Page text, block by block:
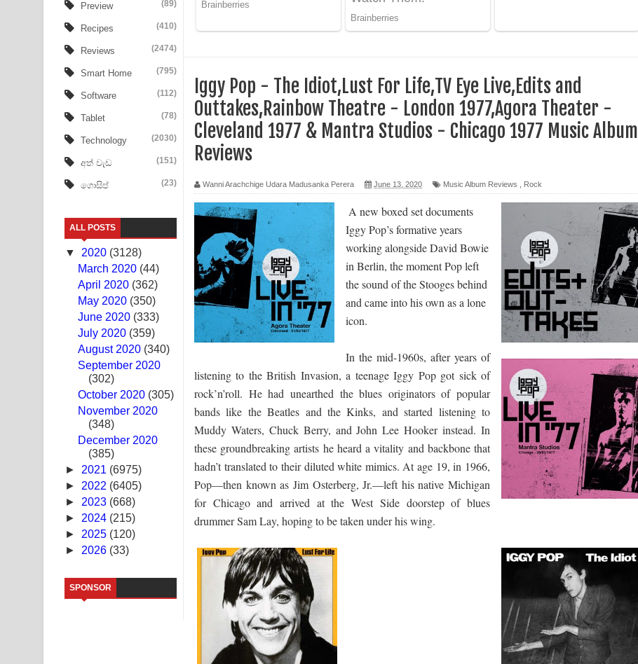
Apa Hamuwee Song Lyrics - අප හමුවී ගීතයේ පද පෙළ
PATHINIYE Song Lyrics - පතිනියනේ ගීතයේ පද පෙළ
Sorry Sir Song Lyrics - සොරි සර් ගීතයේ පද පෙළ
Mathaka Aluthin Liyanna Song Lyrics - මතක අලුතින් ලියන්න ගීතයේ පද පෙළ
Sandak Awith Song Lyrics - සඳක් ඇවිත් ගීතයේ පද පෙළ
Swetha Sande Song Lyrics - ශ්වේත සඳේ ගීතයේ පද පෙළ
Ma Igili Giya Lyrics - මා ඉගිලී ගියා ගීතයේ පද පෙළ
Ras Balan Song Lyrics - රැස් බලන් ගීතයේ පද පෙළ
Hoda sihiyen Song Lyrics - හොද සිහියෙන් ගීතයේ පද පෙළ
Awanken Song Lyrics - අවංකෙන් ගීතයේ පද පෙළ
Pa Sina Song Lyrics - පෑ සිනා ගීතයේ පද පෙළ
Pemwanthiye Song Lyrics - පෙම්වන්තියේ ගීතයේ පද පෙළ
Akahe Indala Song Lyrics - ආකාහේ ඉඳලා ගීතයේ පද පෙළ
Raawaya Song Lyrics - රාවය ගීතයේ පද පෙළ
Saddeta Denna Song Lyrics - සද්දෙට දෙන්න ගීතයේ පද පෙළ
Kaalaya Song Lyrics - කාලය ගීතයේ පද පෙළ
Aramuna Song Lyrics - අරමුණ ගීතයේ පද පෙළ
Sandata Duka Hithila Song Lyrics - සඳට දුක හිතිලා ගීතයේ පද පෙළ
Sihina Song Lyrics - සිහින ගීතයේ පද පෙළ
Father Song Lyrics - ෆාදර් ගීතයේ පද පෙළ
Preview (89)
Recipes (410)
Reviews (2474)
Smart Home (795)
Software (112)
Tablet (78)
Technology (2030)
අත් වැඩ (151)
ගොසිප් (23)
ALL POSTS
▼ 2020 (3128)
March 2020 (44)
April 2020 (362)
May 2020 (350)
June 2020 (333)
July 2020 (359)
August 2020 (340)
September 2020
(302)
October 2020 (305)
November 2020
(348)
December 2020
(385)
► 2021 (6975)
► 2022 (6405)
► 2023 (668)
► 2024 (215)
► 2025 (120)
► 2026 (33)
SPONSOR
Iggy Pop - The Idiot,Lust For Life,TV Eye Live,Edits and
Outtakes,Rainbow Theatre - London 1977,Agora Theater -
Cleveland 1977 & Mantra Studios - Chicago 1977 Music Album
Reviews
Wanni Arachchige Udara Madusanka Perera June 13, 2020 Music Album Reviews Rock
A new boxed set documents
Iggy Pop’s formative years
working alongside David Bowie
in Berlin, the moment Pop left
the sound of the Stooges behind
and came into his own as a lone
icon.
In the mid-1960s, after years of
listening to the British Invasion, a teenage Iggy Pop got sick of
rock’n’roll. He had unearthed the blues originators of popular
bands like the Beatles and the Kinks, and started listening to
Muddy Waters, Chuck Berry, and John Lee Hooker instead. In
these groundbreaking artists he heard a vitality and backbone that
hadn’t translated to their diluted white mimics. At age 19, in 1966,
Pop—then known as Jim Osterberg, Jr.—left his native Michigan
for Chicago and arrived at the West Side doorstep of blues
drummer Sam Lay, hoping to be taken under his wing.